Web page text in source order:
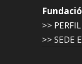
>>
>> SEDE